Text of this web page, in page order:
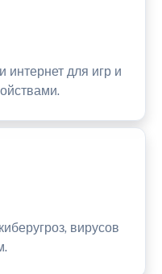
интернет для игр и
вирусов